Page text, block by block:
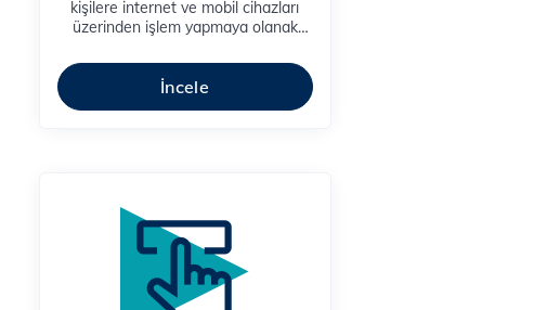
kişilere internet ve mobil cihazları
üzerinden işlem yapmaya olanak
şifre/parola” ve benzeri, içeriklerinin
iletimi için tasarlanmıştır.
İncele